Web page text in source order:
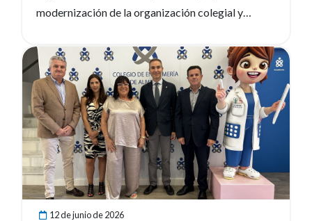
modernización de la organización colegial y
enfermeros desde la unidad, el consenso y la
participación.
12 de junio de 2026
Ver noticia